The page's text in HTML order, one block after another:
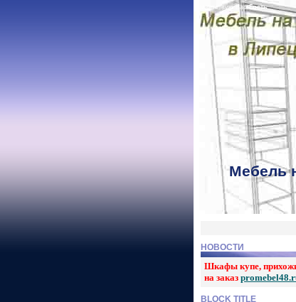
Приветствую Вас Гость
Мебель
НОВОСТИ
Шкафы купе,
на заказ
BLOCK TITLE